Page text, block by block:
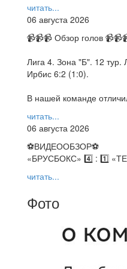
читать...
06 августа 2026
📹📹📹 Обзор голов
Лига 4. Зона "Б". 12
Ирбис 6:2 (1:0).
В нашей команде
читать...
06 августа 2026
⚽️ВИДЕООБЗОР⚽️
«БРУСБОКС» 4️⃣ : 1️⃣
читать...
Фото